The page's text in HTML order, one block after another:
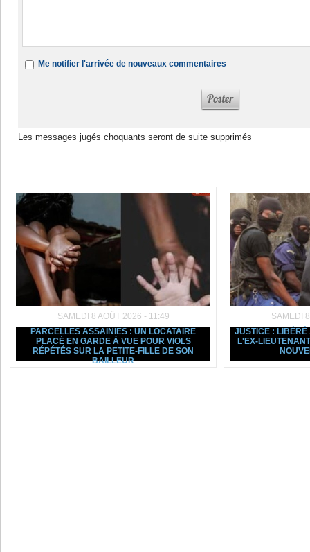
Me notifier l'arrivée de nouveaux commentaires
Les messages jugés choquants seront de suite supprimés
SAMEDI 8 AOÛT 2026 - 11:49
PARCELLES ASSAINIES : UN LOCATAIRE
PLACÉ EN GARDE À VUE POUR VIOLS
RÉPÉTÉS SUR LA PETITE-FILLE DE SON
BAILLEUR
SAMEDI
JUSTICE : LIBÉRÉ
L'EX-